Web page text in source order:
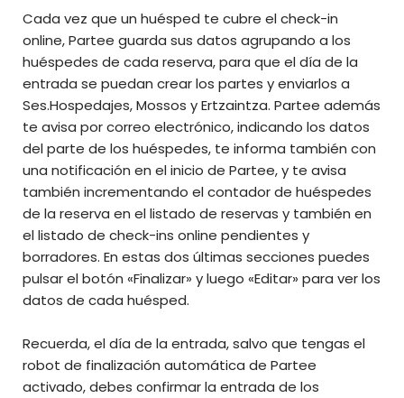
Cada vez que un huésped te cubre el check-in
online, Partee guarda sus datos agrupando a los
huéspedes de cada reserva, para que el día de la
entrada se puedan crear los partes y enviarlos a
Ses.Hospedajes, Mossos y Ertzaintza. Partee además
te avisa por correo electrónico, indicando los datos
del parte de los huéspedes, te informa también con
una notificación en el inicio de Partee, y te avisa
también incrementando el contador de huéspedes
de la reserva en el listado de reservas y también en
el listado de check-ins online pendientes y
borradores. En estas dos últimas secciones puedes
pulsar el botón «Finalizar» y luego «Editar» para ver los
datos de cada huésped.
Recuerda, el día de la entrada, salvo que tengas el
robot de finalización automática de Partee
activado, debes confirmar la entrada de los